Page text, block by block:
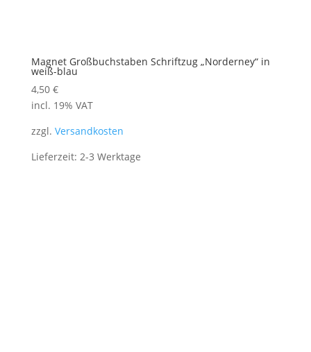
Magnet Großbuchstaben Schriftzug „Norderney“ in
weiß-blau
4,50 €
incl. 19% VAT
zzgl. Versandkosten
Lieferzeit: 2-3 Werktage